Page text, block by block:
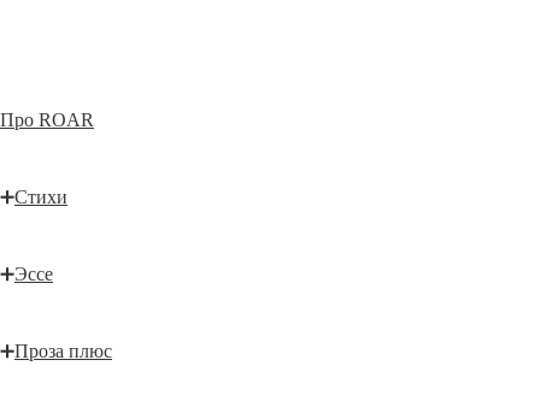
Про ROAR
➕Стихи
➕Эссе
➕Проза плюс